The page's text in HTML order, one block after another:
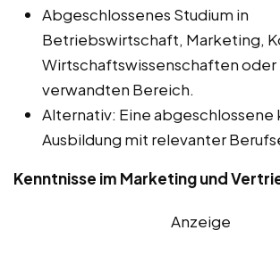
Abgeschlossenes Studium in
Betriebswirtschaft, Marketing,
Wirtschaftswissenschaften oder
verwandten Bereich.
Alternativ: Eine abgeschlossene
Ausbildung mit relevanter
Kenntnisse im Marketing und
Anzeige